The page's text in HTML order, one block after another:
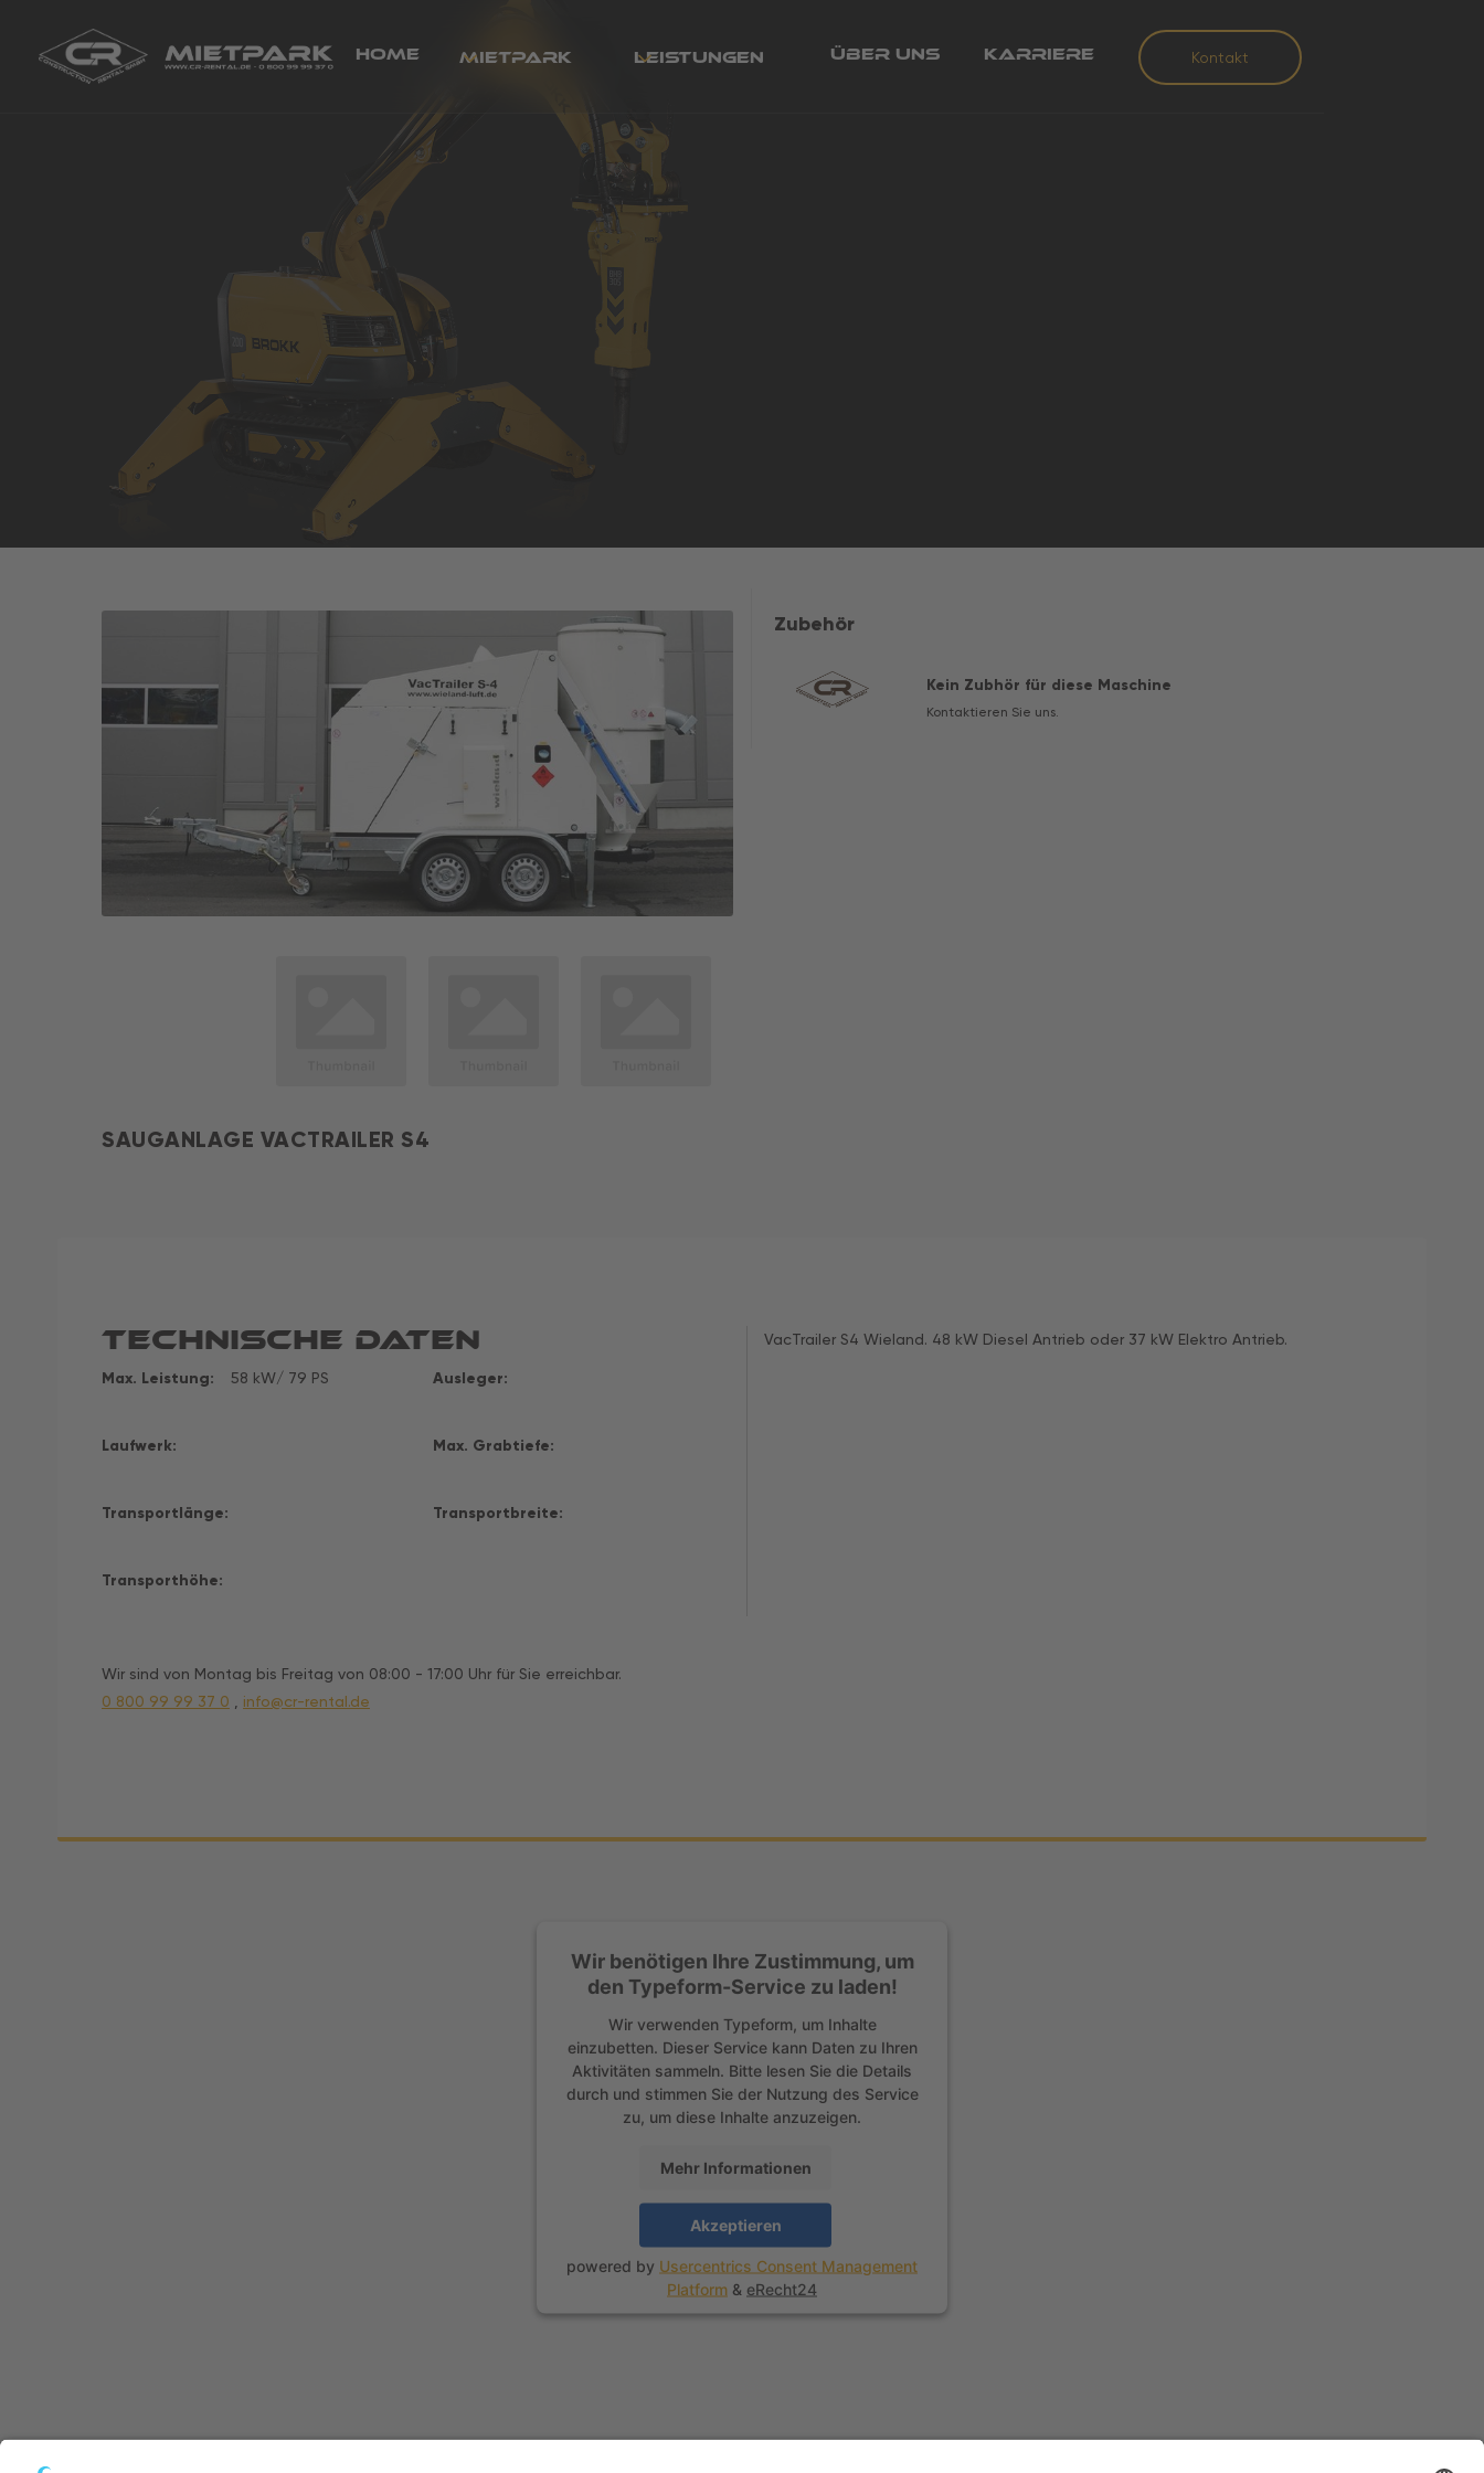
Home Mietpark Leistungen Über uns Karriere Kontakt
SAUGANLAGE VACTRAILER S4
Zubehör
Kein Zubhör für diese Maschine
Kontaktieren Sie uns.
Technische Daten
Max. Leistung: 58 kW/ 79 PS Ausleger:
Laufwerk: Max. Grabtiefe:
Transportlänge: Transportbreite:
Transporthöhe:
VacTrailer S4 Wieland. 48 kW Diesel Antrieb oder 37 kW Elektro Antrieb.
Wir sind von Montag bis Freitag von 08:00 - 17:00 Uhr für Sie erreichbar.
0 800 99 99 37 0
info@cr-rental.de
Wir benötigen Ihre Zustimmung, um
den Typeform-Service zu laden!
Wir verwenden Typeform, um Inhalte
einzubetten. Dieser Service kann Daten zu Ihren
Aktivitäten sammeln. Bitte lesen Sie die Details
durch und stimmen Sie der Nutzung des Service
zu, um diese Inhalte anzuzeigen.
Mehr Informationen
Akzeptieren
powered by Usercentrics Consent Management
Platform & eRecht24